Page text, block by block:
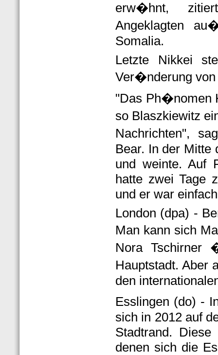
erw�hnt,
Angeklagten
Somalia.
Letzte Nikkei
Ver�nderung von
"Das Ph�nomen
so Blaszkiewitz
Nachrichten",
Bear. In der Mitte
und weinte. Auf
hatte zwei Tage
und er war
London (dpa) -
Man kann sich
Nora
Hauptstadt. Aber
den
Esslingen (do) -
sich in 2012 auf
Stadtrand.
denen sich die